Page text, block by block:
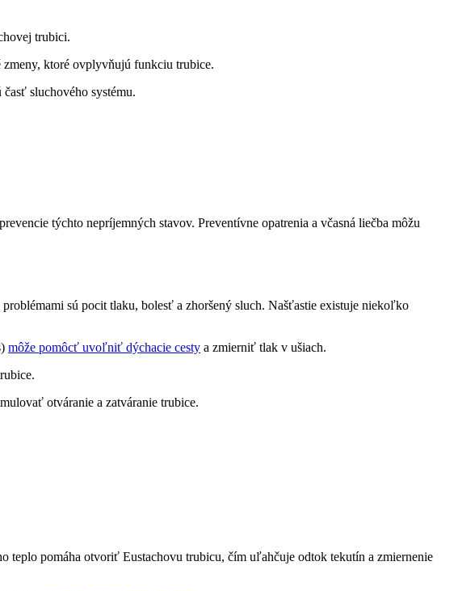
trubici.
ktoré ovplyvňujú funkciu trubice.
sluchového systému.
týchto nepríjemných stavov. Preventívne opatrenia a včasná liečba môžu
sú pocit tlaku, bolesť a zhoršený sluch. Našťastie existuje niekoľko
môže pomôcť uvoľniť dýchacie cesty a zmierniť tlak v ušiach.
otváranie a zatváranie trubice.
teplo pomáha otvoriť Eustachovu trubicu, čím uľahčuje odtok tekutín a zmiernenie